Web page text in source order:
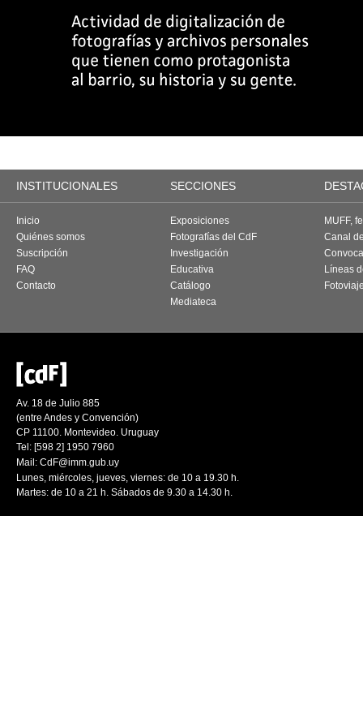
INSTITUCIONALES SECCIONES
Inicio
Quiénes somos
Suscripción
FAQ
Contacto
Exposiciones
Fotografías del CdF
Investigación
Educativa
Catálogo
Mediateca
MUFF,
Canal
Líneas
Av. 18 de Julio 885
(entre Andes y Convención)
CP 11100. Montevideo. Uruguay
Tel: [598 2] 1950 7960
Mail: CdF@imm.gub.uy
Lunes, miércoles, jueves, viernes: de 10 a 19.30 h.
Martes: de 10 a 21 h. Sábados de 9.30 a 14.30 h.